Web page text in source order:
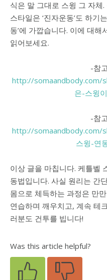
식은 말 그대로 스윙 그 자체.
스타일은 ‘진자운동’도 하기
동’에 가깝습니다. 이에 대
읽어보세요.
-참
http://somaandbody.com/
은-스윙
-참
http://somaandbody.com/
스윙-연
이상 글을 마칩니다. 케틀벨
동법입니다. 사실 원리는 간
몸으로 체득하는 과정은 만
연습하며 깨우치고, 계속 테
러분도 건투를 빕니다!
Was this article helpful?